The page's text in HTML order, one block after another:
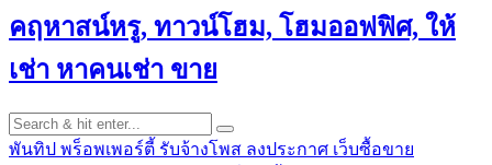
คฤหาสน์หรู, ทาวน์โฮม, โฮมออฟฟิศ, ให้
เช่า หาคนเช่า ขาย
พันทิป พร็อพเพอร์ตี้ รับจ้างโพส ลงประกาศ เว็บซื้อขาย